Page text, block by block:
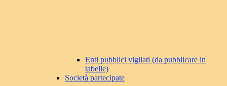
Enti pubblici vigilati (da pubblicare in
tabelle)
Società partecipate